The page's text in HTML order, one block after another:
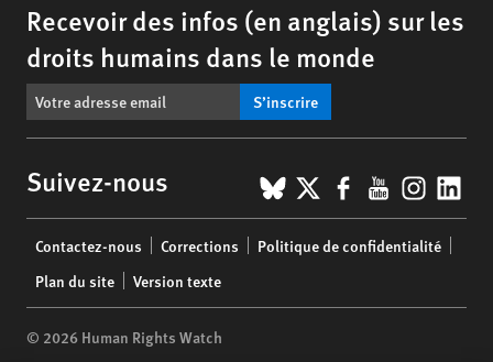
Recevoir des infos (en anglais) sur les
droits humains dans le monde
S’inscrire
Suivez-nous BlueSky
X Facebook
YouTube
menu
Contactez-nous Corrections
Politique de confidentialité
Plan du site
Version texte
© 2026 Human Rights Watch